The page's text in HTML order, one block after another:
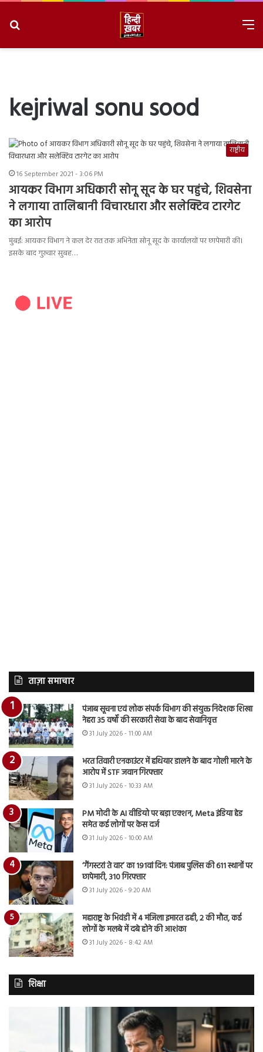
kejriwal sonu sood
राष्ट्रीय
16 September 2021 - 3:06 PM
आयकर विभाग अधिकारी सोनू सूद के घर पहुंचे, शिवसेना
ने लगाया तालिबानी विचारधारा और सलेक्टिव टारगेट
का आरोप
मुंबई: आयकर विभाग ने कल देर रात तक अभिनेता सोनू सूद के कार्यालयों पर छापेमारी की।
इसके बाद गुरुवार सुबह…
ताज़ा समाचार
पंजाब सूचना एवं लोक संपर्क विभाग की संयुक्त निदेशक शिखा
नेहरा 35 वर्षों की सरकारी सेवा के बाद सेवानिवृत्त
31 July 2026 - 11:00 AM
भरत तिवारी एनकाउंटर में हथियार डालने के बाद गोली मारने के
आरोप में STF जवान गिरफ्तार
31 July 2026 - 10:33 AM
PM मोदी के AI वीडियो पर बड़ा एक्शन, Meta इंडिया हेड
समेत कई लोगों पर केस दर्ज
31 July 2026 - 10:00 AM
‘गैंगस्टरां ते वार’ का 191वां दिन: पंजाब पुलिस की 611 स्थानों पर
छापेमारी, 310 गिरफ्तार
31 July 2026 - 9:20 AM
महाराष्ट्र के भिवंडी में 4 मंजिला इमारत ढही, 2 की मौत, कई
लोगों के मलबे में दबे होने की आशंका
31 July 2026 - 8:42 AM
शिक्षा